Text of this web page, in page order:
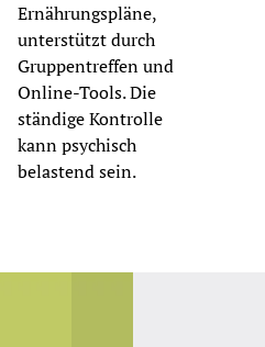
Ernährungspläne,
unterstützt durch
Gruppentreffen und
Online-Tools. Die
ständige Kontrolle
kann psychisch
belastend sein.